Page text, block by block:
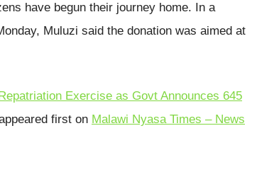
have begun their journey home. In a
Muluzi said the donation was aimed at
Exercise as Govt Announces 645
first on Malawi Nyasa Times – News